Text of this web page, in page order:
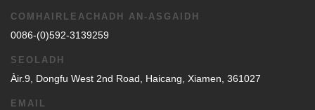
COMHAIRLEACHADH AN-ASGAIDH
0086-(0)592-3139259
SEOLADH
Àir.9, Dongfu West 2nd Road, Haicang, Xiamen, 361027
EMAIL